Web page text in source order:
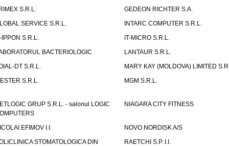
S.R.L.
GEDEON RICHTER S.A.
SERVICE S.R.L.
INTARC COMPUTER S.R.L.
IPPON S.R.L.
IT-MICRO S.R.L.
BACTERIOLOGIC
LANTAUR S.R.L.
DT S.R.L.
MARY KAY (MOLDOVA) LIMITED
S.R.L.
MGM S.R.L.
GRUP S.R.L. - salonul LOGIC
NIAGARA CITY FITNESS
EFIMOV I.I.
NOVO NORDISK A/S
STOMATOLOGICA DIN
RAETCHI S.P. I.I.